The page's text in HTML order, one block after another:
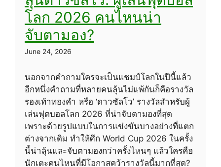
โลก 2026 คนไหนน่า
จับตามอง?
June 24, 2026
นอกจากคำถามใครจะเป็นแชมป์โลกในปีนี้แล้ว
อีกหนึ่งคำถามที่หลายคนลุ้นไม่แพ้กันก็คือรางวัล
รองเท้าทองคำ หรือ ‘ดาวซัลโว’ รางวัลสำหรับผู้
เล่นฟุตบอลโลก 2026 ที่น่าจับตามองที่สุด
เพราะด้วยรูปแบบในการแข่งขันบางอย่างที่แตก
ต่างจากเดิม ทำให้ศึก World Cup 2026 ในครั้ง
นี้น่าลุ้นและจับตามองกว่าครั้งไหนๆ แล้วใครคือ
นักเตะคนไหนที่มีโอกาสคว้ารางวัลนี้มากที่สุด?